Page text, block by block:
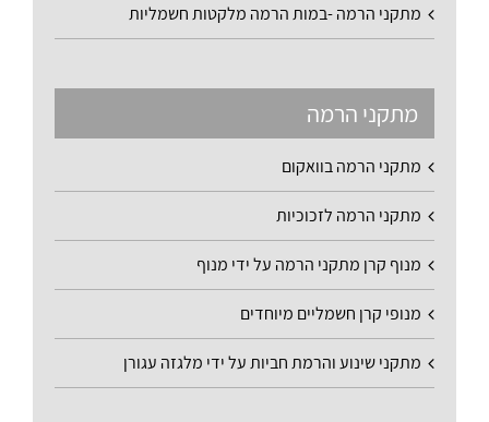
מתקני הרמה -במות הרמה מלקטות חשמליות
מתקני הרמה
מתקני הרמה בוואקום
מתקני הרמה לזכוכיות
מנוף קרן מתקני הרמה על ידי מנוף
מנופי קרן חשמליים מיוחדים
מתקני שינוע והרמת חביות על ידי מלגזה עגורן